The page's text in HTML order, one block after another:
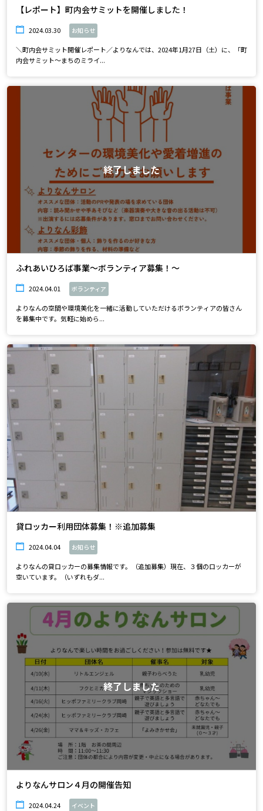
【レポート】町内会サミットを開催しました！
2024.03.30 お知らせ
＼町内会サミット開催レポート／よりなんでは、2024年1月27日（土）に、「町
内会サミット～まちのミライ...
終了しました
ふれあいひろば事業～ボランティア募集！～
2024.04.01 ボランティア
よりなんの空間や環境美化を一緒に活動していただけるボランティアの皆さん
を募集中です。気軽に始めら...
貸ロッカー利用団体募集！※追加募集
2024.04.04 お知らせ
よりなんの貸ロッカーの募集情報です。（追加募集）現在、３個のロッカーが
空いています。（いずれもダ...
終了しました
よりなんサロン４月の開催告知
2024.04.24 イベント